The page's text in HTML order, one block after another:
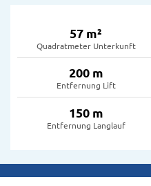
57 m²
Quadratmeter Unterkunft
200 m
Entfernung Lift
150 m
Entfernung Langlauf